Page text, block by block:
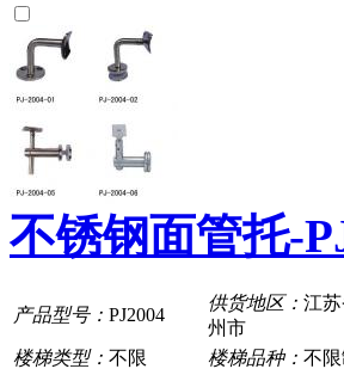
不锈钢面管托-
产品型号： PJ2004
供货地区： 江
州市
楼梯类型： 不限 楼梯品种： 不限